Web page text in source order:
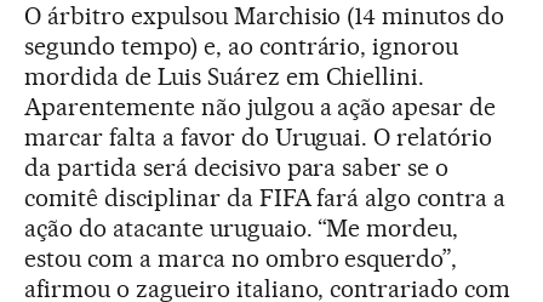
O árbitro expulsou Marchisio (14 minutos do
segundo tempo) e, ao contrário, ignorou
mordida de Luis Suárez em Chiellini.
Aparentemente não julgou a ação apesar de
marcar falta a favor do Uruguai. O relatório
da partida será decisivo para saber se o
comitê disciplinar da FIFA fará algo contra a
ação do atacante uruguaio. “Me mordeu,
estou com a marca no ombro esquerdo”,
afirmou o zagueiro italiano, contrariado com